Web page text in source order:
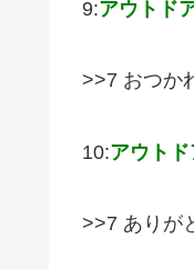
9:アウトド
>>7 おつか
10:アウトド
>>7 ありが